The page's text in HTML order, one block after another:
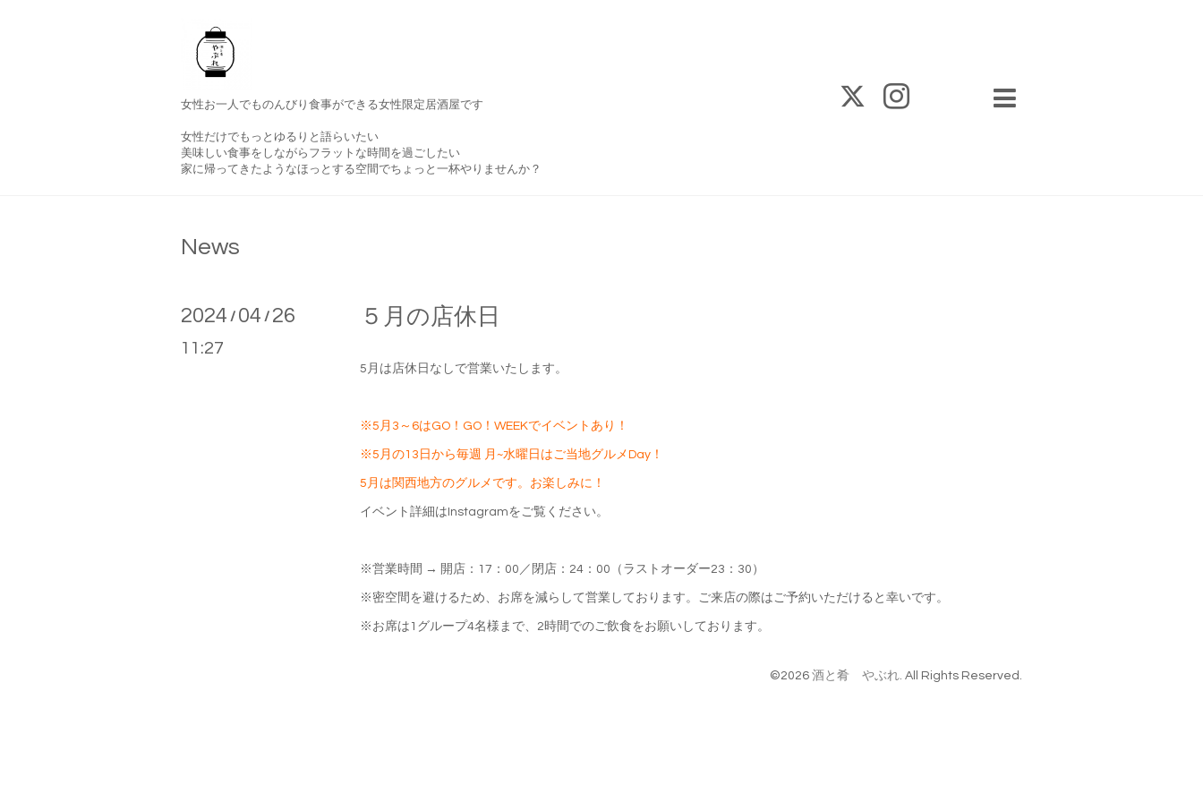
女性お一人でものんびり食事ができる女性限定居酒屋です
女性だけでもっとゆるりと語らいたい
美味しい食事をしながらフラットな時間を過ごしたい
家に帰ってきたようなほっとする空間でちょっと一杯やりませんか？
News
2024 / 04 / 26
11:27
５月の店休日
5月は店休日なしで営業いたします。
※5月3～6はGO！GO！WEEKでイベントあり！
※5月の13日から毎週 月~水曜日はご当地グルメDay！
5月は関西地方のグルメです。お楽しみに！
イベント詳細はInstagramをご覧ください。
※営業時間 → 開店：17：00／閉店：24：00（ラストオーダー23：30）
※密空間を避けるため、お席を減らして営業しております。ご来店の際はご予約いただけると幸いです。
※お席は1グループ4名様まで、2時間でのご飲食をお願いしております。
©2026 酒と肴 やぶれ. All Rights Reserved.